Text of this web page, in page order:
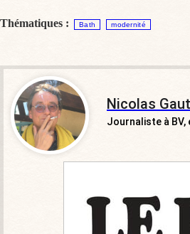
Thématiques : Bath modernité
Nicolas
Journaliste à BV,